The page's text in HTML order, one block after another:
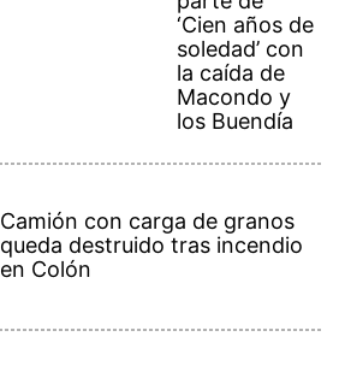
‘Cien años de
soledad’ con
la caída de
Macondo y
los Buendía
Camión con carga de granos
queda destruido tras incendio
en Colón